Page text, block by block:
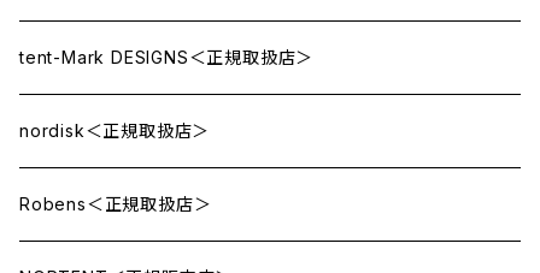
tent-Mark DESIGNS＜正規取扱店＞
nordisk＜正規取扱店＞
Robens＜正規取扱店＞